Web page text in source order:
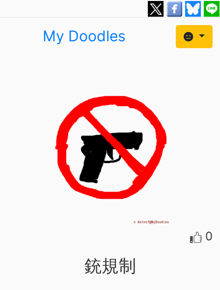
My Doodles
0
銃規制